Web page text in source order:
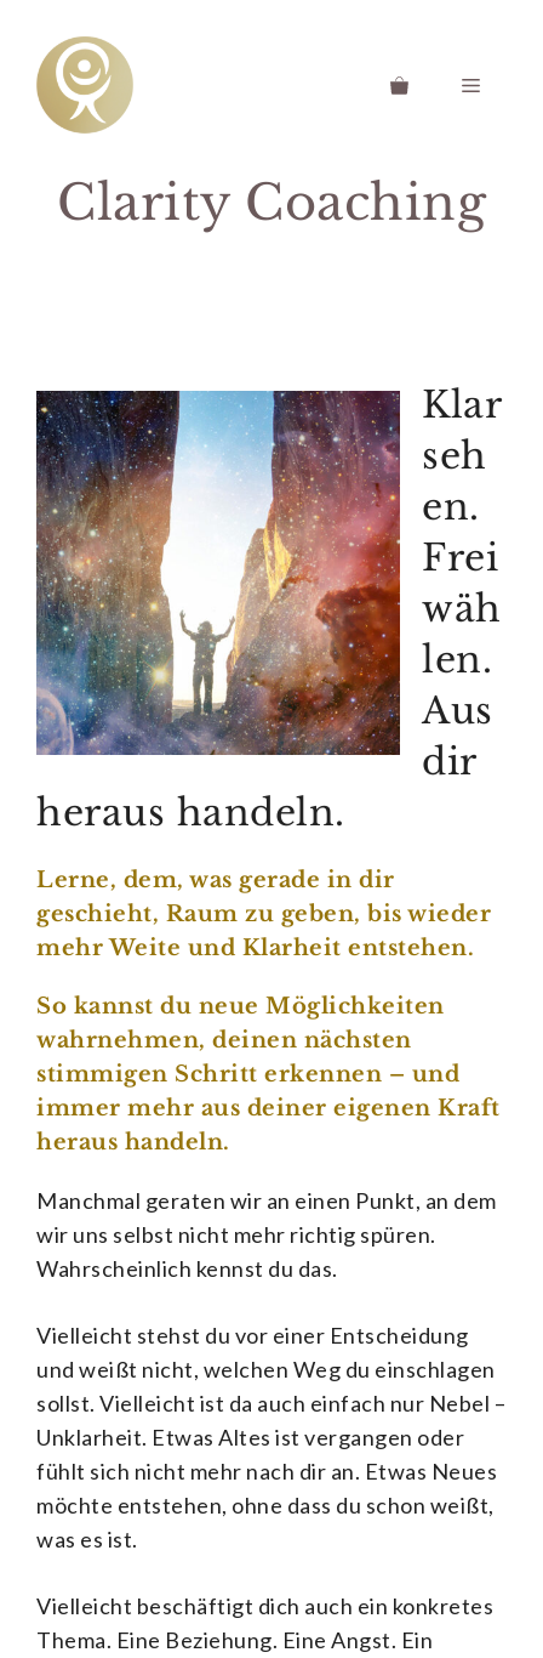
Inhalt
springen
Menü
Clarity Coaching
Klar
seh
en.
Frei
wäh
len.
Aus
dir
heraus handeln.
Lerne, dem, was gerade in dir
geschieht, Raum zu geben, bis wieder
mehr Weite und Klarheit entstehen.
So kannst du neue Möglichkeiten
wahrnehmen, deinen nächsten
stimmigen Schritt erkennen – und
immer mehr aus deiner eigenen Kraft
heraus handeln.
Manchmal geraten wir an einen Punkt, an dem
wir uns selbst nicht mehr richtig spüren.
Wahrscheinlich kennst du das.
Vielleicht stehst du vor einer Entscheidung
und weißt nicht, welchen Weg du einschlagen
sollst. Vielleicht ist da auch einfach nur Nebel –
Unklarheit. Etwas Altes ist vergangen oder
fühlt sich nicht mehr nach dir an. Etwas Neues
möchte entstehen, ohne dass du schon weißt,
was es ist.
Vielleicht beschäftigt dich auch ein konkretes
Thema. Eine Beziehung. Eine Angst. Ein